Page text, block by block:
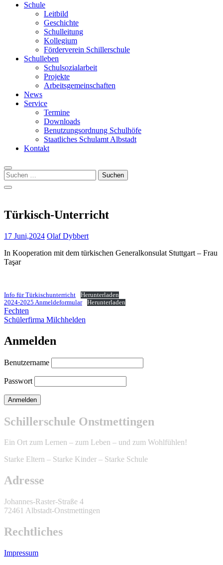
Schule
Leitbild
Geschichte
Schulleitung
Kollegium
Förderverein Schillerschule
Schulleben
Schulsozialarbeit
Projekte
Arbeitsgemeinschaften
News
Service
Termine
Downloads
Benutzungsordnung Schulhöfe
Staatliches Schulamt Albstadt
Kontakt
Suchen
nach:
Türkisch-Unterricht
17 Juni,2024 Olaf Dybbert
In Kooperation mit dem türkischen Generalkonsulat Stuttgart – Frau
Taşar
Info für Türkischunterricht
Herunterladen
2024-2025 Anmeldeformular
Herunterladen
Beitragsnavigation
Fechten
Schülerfirma Milchhelden
Anmelden
Benutzername
Passwort
Schillerschule Onstmettingen
Ein Ort zum Lernen – zum Leben – und zum Wohlfühlen!
Starke Eltern – Starke Kinder – Starke Schule
Adresse
Johannes-Raster-Straße 4
72461 Albstadt-Onstmettingen
Rechtliches
Impressum